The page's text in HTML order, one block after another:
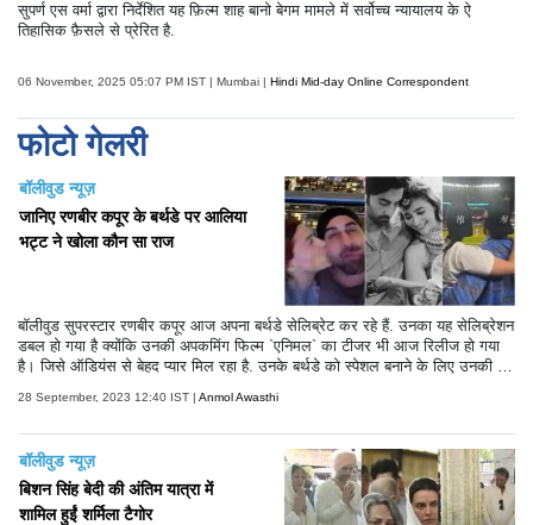
सुपर्ण एस वर्मा द्वारा निर्देशित यह फ़िल्म शाह बानो बेगम मामले में सर्वोच्च न्यायालय के ऐ
तिहासिक फ़ैसले से प्रेरित है.
06 November, 2025 05:07 PM IST | Mumbai | Hindi Mid-day Online Correspondent
फोटो गेलरी
बॉलीवुड न्यूज़
जानिए रणबीर कपूर के बर्थडे पर आलिया
भट्ट ने खोला कौन सा राज
बॉलीवुड सुपरस्टार रणबीर कपूर आज अपना बर्थडे सेलिब्रेट कर रहे हैं. उनका यह सेलिब्रेशन
डबल हो गया है क्योंकि उनकी अपकमिंग फिल्म `एनिमल` का टीजर भी आज रिलीज हो गया
है। जिसे ऑडियंस से बेहद प्यार मिल रहा है. उनके बर्थडे को स्पेशल बनाने के लिए उनकी प
लिया ने अपने इंस्ट हैंडल पर अपनी हबी को विश करते हुए कुछ अनदेखी तस्वीरें शेयर की है. इ
र करते हुए आलिया ने कैप्शन में लिखा, `मेरे प्यार.. मेरे सबसे अच्छे दोस्त.. मेरी सबसे खुशी
की जगह.. जैसे ही आप मेरे ठीक बगल में बैठकर अपने सीक्रेट अकाउंट से यह कैप्शन पढ़ रहे
हैं.. मैं बस इतना ही कहना चाहूंगी.. जन्मदिन मुबारक हो बेबी...आप इसे मैजिकल बना देते हैं.
28 September, 2023 12:40 IST | Anmol Awasthi
बॉलीवुड न्यूज़
बिशन सिंह बेदी की अंतिम यात्रा में
शामिल हुईं शर्मिला टैगोर